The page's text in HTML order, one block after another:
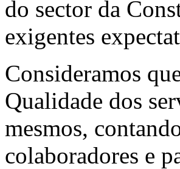
do sector da
exigentes
Consideramos
Qualidade dos
mesmos,
colaboradores e